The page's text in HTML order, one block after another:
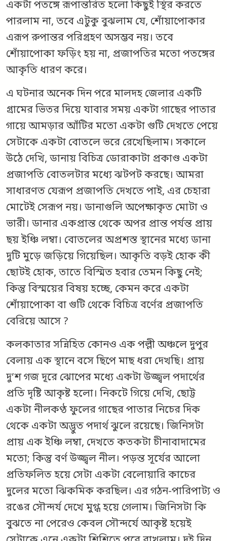
একটা পতঙ্গে রূপান্তরিত হলো কিছুই স্থির করতে
পারলাম না, তবে এটুকু বুঝলাম যে, শোঁয়াপোকার
এরূপ রুপান্তর পরিগ্রহণ অসম্ভব নয়। তবে
শোঁয়াপোকা ফড়িং হয় না, প্রজাপতির মতো পতঙ্গের
আকৃতি ধারণ করে।
এ ঘটনার অনেক দিন পরে মালদহ জেলার একটি
গ্রামের ভিতর দিয়ে যাবার সময় একটা গাছের পাতার
গায়ে আমড়ার আঁটির মতো একটা গুটি দেখতে পেয়ে
সেটাকে একটা বোতলে ভরে রেখেছিলাম। সকালে
উঠে দেখি, ডানায় বিচিত্র ডোরাকাটা প্রকাণ্ড একটা
প্রজাপতি বোতলটার মধ্যে ঝটপট করছে। আমরা
সাধারণত যেরূপ প্রজাপতি দেখতে পাই, এর চেহারা
মোটেই সেরূপ নয়। ডানাগুলি অপেক্ষাকৃত মোটা ও
ভারী। ডানার একপ্রান্ত থেকে অপর প্রান্ত পর্যন্ত প্রায়
ছয় ইঞ্চি লম্বা। বোতলের অপ্রশস্ত স্থানের মধ্যে ডানা
দুটি মুড়ে জড়িয়ে গিয়েছিল। আকৃতি বড়ই হোক কী
ছোটই হোক, তাতে বিস্মিত হবার তেমন কিছু নেই;
কিন্তু বিস্ময়ের বিষয় হচ্ছে, কেমন করে একটা
শোঁয়াপোকা বা গুটি থেকে বিচিত্র বর্ণের প্রজাপতি
বেরিয়ে আসে ?
কলকাতার সন্নিহিত কোনও এক পল্লী অঞ্চলে দুপুর
বেলায় এক স্থানে বসে ছিপে মাছ ধরা দেখছি। প্রায়
দু’শ গজ দূরে ঝোপের মধ্যে একটা উজ্জ্বল পদার্থের
প্রতি দৃষ্টি আকৃষ্ট হলো। নিকটে গিয়ে দেখি, ছোট্ট
একটা নীলকণ্ঠ ফুলের গাছের পাতার নিচের দিক
থেকে একটা অদ্ভুত পদার্থ ঝুলে রয়েছে। জিনিসটা
প্রায় এক ইঞ্চি লম্বা, দেখতে কতকটা চীনাবাদামের
মতো; কিন্তু বর্ণ উজ্জ্বল নীল। পড়ন্ত সূর্যের আলো
প্রতিফলিত হয়ে সেটা একটা বেলোয়ারি কাচের
দুলের মতো ঝিকমিক করছিল। এর গঠন-পারিপাট্য ও
রঙের সৌন্দর্য দেখে মুগ্ধ হয়ে গেলাম। জিনিসটা কি
বুঝতে না পেরেও কেবল সৌন্দর্যে আকৃষ্ট হয়েই